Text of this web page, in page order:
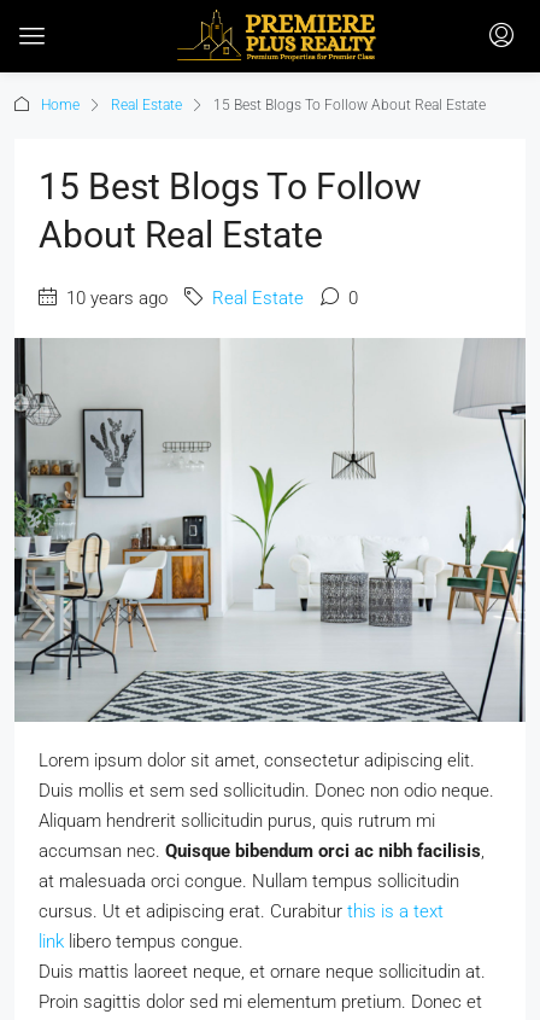
Home Real Estate 15 Best Blogs To Follow About Real Estate
15 Best Blogs To Follow
About Real Estate
10 years ago Real Estate 0
Lorem ipsum dolor sit amet, consectetur adipiscing elit.
Duis mollis et sem sed sollicitudin. Donec non odio neque.
Aliquam hendrerit sollicitudin purus, quis rutrum mi
accumsan nec. Quisque bibendum orci ac nibh facilisis,
at malesuada orci congue. Nullam tempus sollicitudin
cursus. Ut et adipiscing erat. Curabitur this is a text
link libero tempus congue.
Duis mattis laoreet neque, et ornare neque sollicitudin at.
Proin sagittis dolor sed mi elementum pretium. Donec et